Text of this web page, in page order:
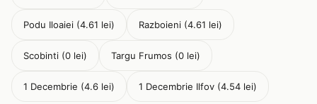
Podu Iloaiei (4.61 lei) Razboieni (4.61 lei)
Scobinti (0 lei) Targu Frumos (0 lei)
1 Decembrie (4.6 lei) 1 Decembrie Ilfov (4.54 lei)